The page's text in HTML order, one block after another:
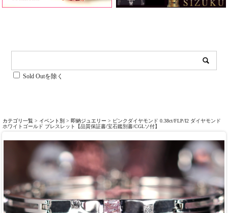
Sold Outを除く
カテゴリ一覧 > イベント別 > 即納ジュエリー > ピンクダイヤモンド 0.38ct/FLP/I2 ダイヤモンド
ホワイトゴールド ブレスレット【品質保証書/宝石鑑別書/CGLソ付】